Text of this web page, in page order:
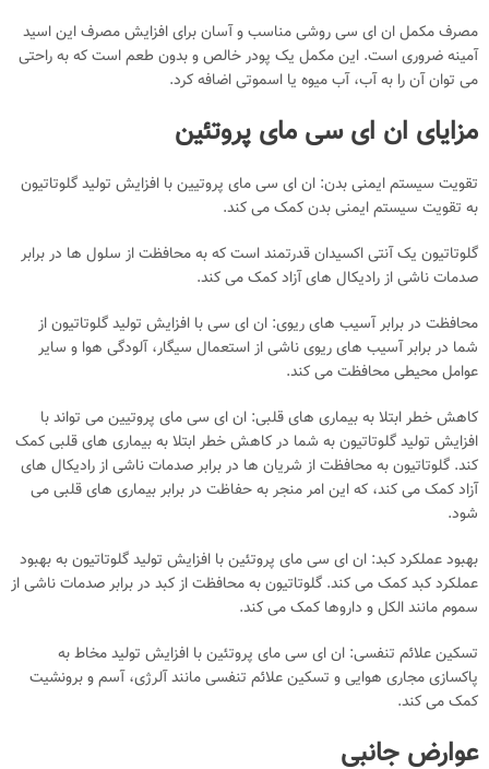
مصرف مکمل ان ای سی روشی مناسب و آسان برای افزایش مصرف این اسید
آمینه ضروری است. این مکمل یک پودر خالص و بدون طعم است که به راحتی
می توان آن را به آب، آب میوه یا اسموتی اضافه کرد.
مزایای ان ای سی مای پروتئین
تقویت سیستم ایمنی بدن: ان ای سی مای پروتیین با افزایش تولید گلوتاتیون
به تقویت سیستم ایمنی بدن کمک می کند.
گلوتاتیون یک آنتی اکسیدان قدرتمند است که به محافظت از سلول ها در برابر
صدمات ناشی از رادیکال های آزاد کمک می کند.
محافظت در برابر آسیب های ریوی: ان ای سی با افزایش تولید گلوتاتیون از
شما در برابر آسیب های ریوی ناشی از استعمال سیگار، آلودگی هوا و سایر
عوامل محیطی محافظت می کند.
کاهش خطر ابتلا به بیماری های قلبی: ان ای سی مای پروتیین می تواند با
افزایش تولید گلوتاتیون به شما در کاهش خطر ابتلا به بیماری های قلبی کمک
کند. گلوتاتیون به محافظت از شریان ها در برابر صدمات ناشی از رادیکال های
آزاد کمک می کند، که این امر منجر به حفاظت در برابر بیماری های قلبی می
شود.
بهبود عملکرد کبد: ان ای سی مای پروتئین با افزایش تولید گلوتاتیون به بهبود
عملکرد کبد کمک می کند. گلوتاتیون به محافظت از کبد در برابر صدمات ناشی از
سموم مانند الکل و داروها کمک می کند.
تسکین علائم تنفسی: ان ای سی مای پروتئین با افزایش تولید مخاط به
پاکسازی مجاری هوایی و تسکین علائم تنفسی مانند آلرژی، آسم و برونشیت
کمک می کند.
عوارض جانبی